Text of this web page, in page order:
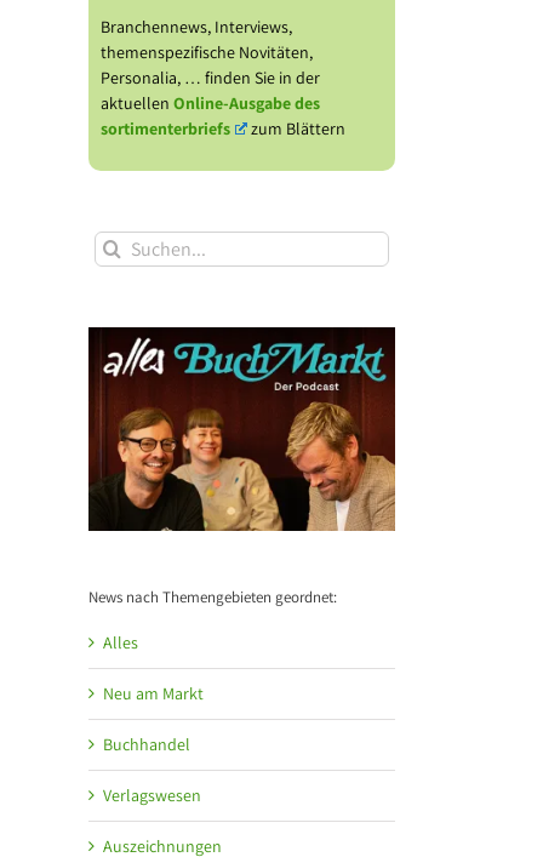
Branchennews, Interviews,
themenspezifische Novitäten,
Personalia, … finden Sie in der
aktuellen Online-Ausgabe des
sortimenterbriefs
zum Blättern
Suche
nach:
News nach Themengebieten geordnet:
Alles
Neu am Markt
Buchhandel
Verlagswesen
Auszeichnungen